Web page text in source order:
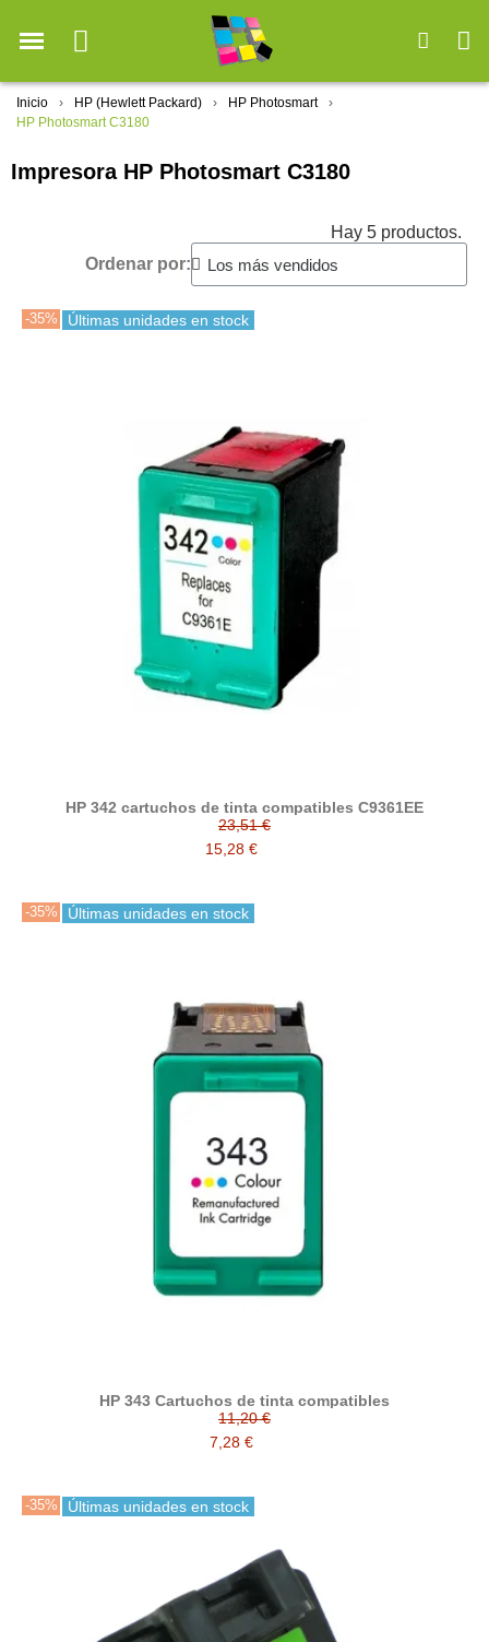
Inicio HP (Hewlett Packard)
HP Photosmart
HP Photosmart C3180
Impresora HP Photosmart C3180
Hay 5 productos.
Ordenar por:
-35% Últimas unidades en stock
HP 342 cartuchos de tinta compatibles C9361EE
23,51 €
15,28 €
-35% Últimas unidades en stock
HP 343 Cartuchos de tinta compatibles
11,20 €
7,28 €
-35% Últimas unidades en stock